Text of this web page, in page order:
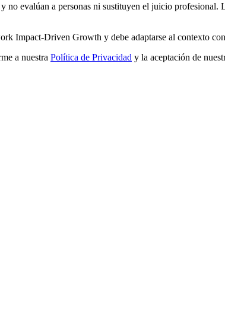
no evalúan a personas ni sustituyen el juicio
Impact-Driven Growth y debe adaptarse al contexto
a nuestra Política de Privacidad y la aceptación de